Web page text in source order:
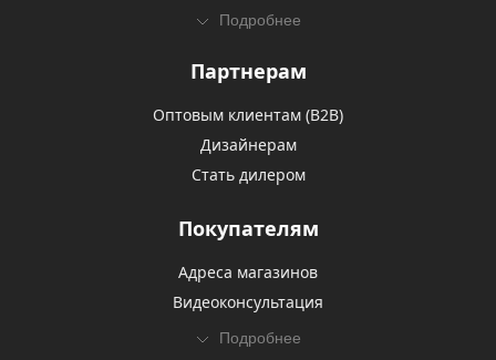
Подробнее
Партнерам
Оптовым клиентам (В2В)
Дизайнерам
Стать дилером
Покупателям
Адреса магазинов
Видеоконсультация
Подробнее